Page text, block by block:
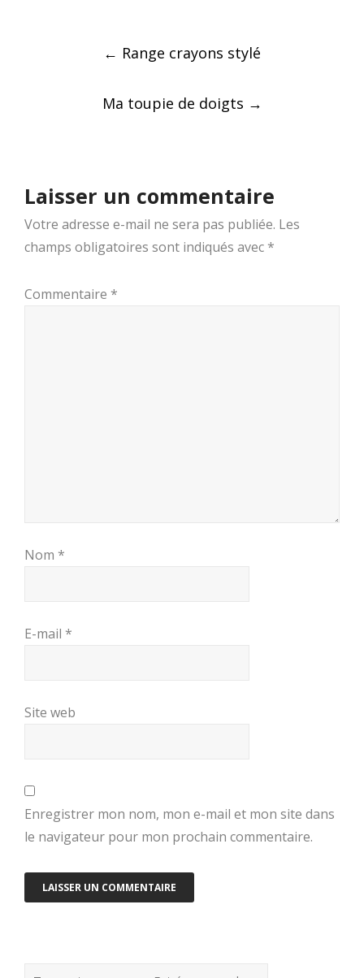
navigation
← Range crayons stylé
Ma toupie de doigts →
Laisser un commentaire
Votre adresse e-mail ne sera pas publiée. Les
champs obligatoires sont indiqués avec *
Commentaire *
Nom *
E-mail *
Site web
Enregistrer mon nom, mon e-mail et mon site dans
le navigateur pour mon prochain commentaire.